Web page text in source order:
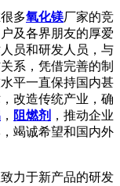
多氧化镁厂家的竞
及各界朋友的厚爱
员和研发人员，与
系，凭借完善的制
平一直保持国内甚
改造传统产业，确
， 阻燃剂 ，推动企业
竭诚希望和国内外
力于新产品的研发